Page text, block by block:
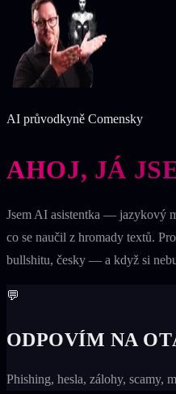
AI průvodkyně Comensky
AHOJ, JÁ
Jsem AI asistentka — jazykový
co se naučil z hromady textů.
bullshitu, česky — a když si
💬
ODPOVÍM NA
Phishing, hesla, zálohy, scamy,